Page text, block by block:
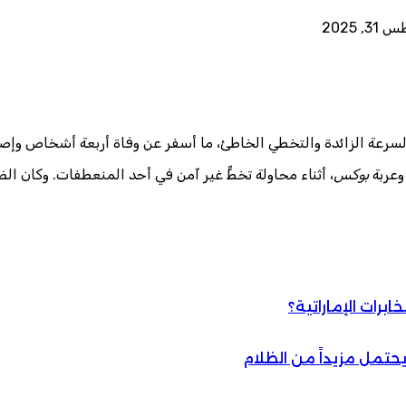
السرعة الزائدة والتخطي الخاطئ، ما أسفر عن وفاة أربعة أشخاص
بوكس، أثناء محاولة تخطٍّ غير آمن في أحد المنعطفات. وكان
الإماراتية؟
مزيداً من الظلام